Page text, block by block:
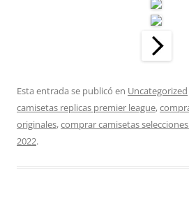
Esta entrada se publicó en Uncategorized
camisetas replicas premier league,
originales,comprar camisetas
2022.